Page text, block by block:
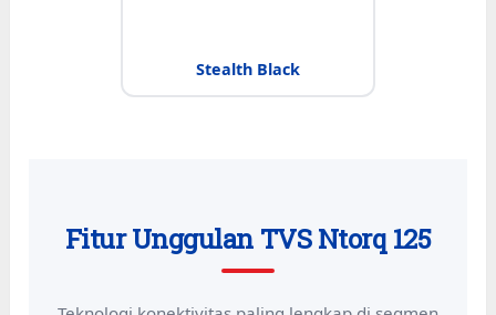
Stealth Black
Fitur Unggulan TVS Ntorq 125